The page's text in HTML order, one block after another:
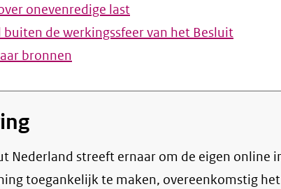
onevenredige last
buiten de werkingssfeer van het Besluit
bronnen
toegankelijk te maken, overeenkomstig het